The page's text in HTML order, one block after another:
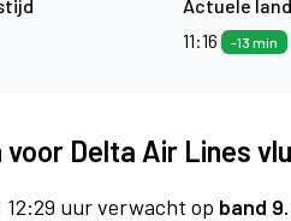
Actuele
11:16
-13 min
Delta Air Lines
12:29 uur verwacht op band 9.